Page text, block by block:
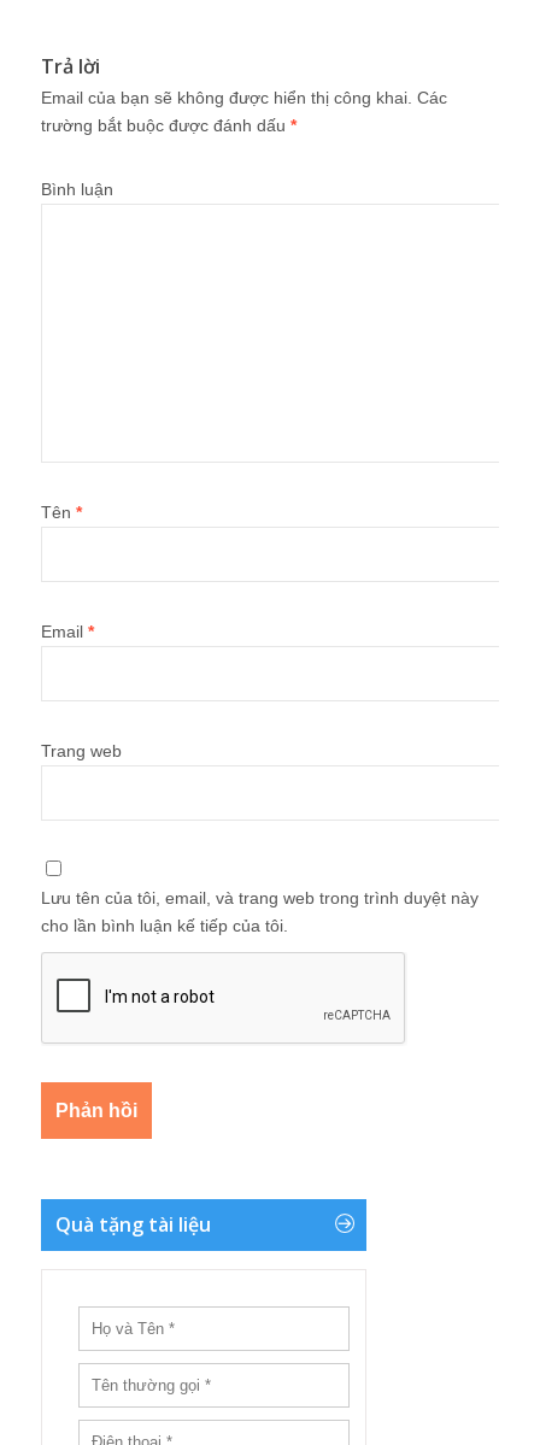
Trả lời
Email của bạn sẽ không được hiển thị công khai. Các
trường bắt buộc được đánh dấu *
Bình luận
Tên *
Email *
Trang web
Lưu tên của tôi, email, và trang web trong trình duyệt này
cho lần bình luận kế tiếp của tôi.
Quà tặng tài liệu